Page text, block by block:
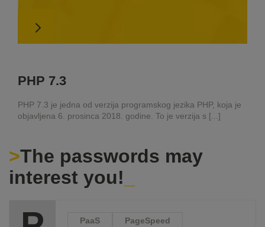
PHP 7.3
PHP 7.3 je jedna od verzija programskog jezika PHP, koja je
objavljena 6. prosinca 2018. godine. To je verzija s [...]
The passwords may
interest you!
PaaS
PageSpeed